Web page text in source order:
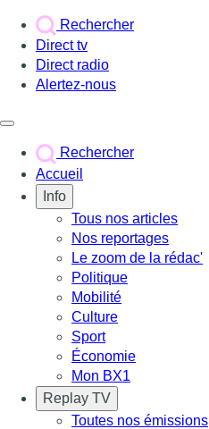
Rechercher
Direct tv
Direct radio
Alertez-nous
Rechercher
Accueil
Info
Tous nos articles
Nos reportages
Le zoom de la rédac'
Politique
Mobilité
Culture
Sport
Économie
Mon BX1
Replay TV
Toutes nos émissions